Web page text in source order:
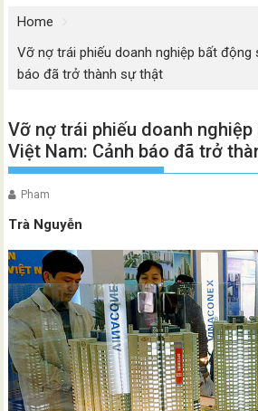
Home
Vỡ nợ trái phiếu doanh nghiệp bất động
báo đã trở thành sự thật
Vỡ nợ trái phiếu doanh
Việt Nam: Cảnh báo đã trở
Pham
Trà Nguyễn